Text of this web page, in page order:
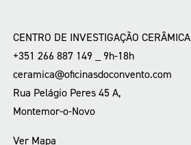
CENTRO DE INVESTIGAÇÃO CERÂMICA
+351 266 887 149 _ 9h-18h
ceramica@oficinasdoconvento.com
Rua Pelágio Peres 45 A,
Montemor-o-Novo
Ver Mapa